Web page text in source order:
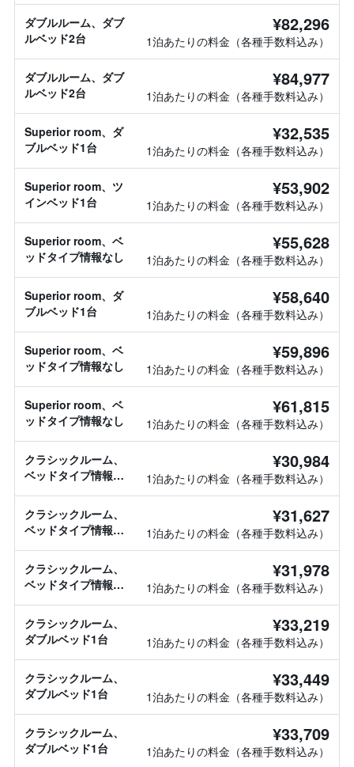
ダブルルーム、ダブ
ルベッド2台
¥82,296
1泊あたりの料金（各種手数料込み）
ダブルルーム、ダブ
ルベッド2台
¥84,977
1泊あたりの料金（各種手数料込み）
Superior room、ダ
ブルベッド1台
¥32,535
1泊あたりの料金（各種手数料込み）
Superior room、ツ
インベッド1台
¥53,902
1泊あたりの料金（各種手数料込み）
Superior room、ベ
ッドタイプ情報なし
¥55,628
1泊あたりの料金（各種手数料込み）
Superior room、ダ
ブルベッド1台
¥58,640
1泊あたりの料金（各種手数料込み）
Superior room、ベ
ッドタイプ情報なし
¥59,896
1泊あたりの料金（各種手数料込み）
Superior room、ベ
ッドタイプ情報なし
¥61,815
1泊あたりの料金（各種手数料込み）
クラシックルーム、
ベッドタイプ情報な
¥30,984
1泊あたりの料金（各種手数料込み）
クラシックルーム、
ベッドタイプ情報な
¥31,627
1泊あたりの料金（各種手数料込み）
クラシックルーム、
ベッドタイプ情報な
¥31,978
1泊あたりの料金（各種手数料込み）
クラシックルーム、
ダブルベッド1台
¥33,219
1泊あたりの料金（各種手数料込み）
クラシックルーム、
ダブルベッド1台
¥33,449
1泊あたりの料金（各種手数料込み）
クラシックルーム、
ダブルベッド1台
¥33,709
1泊あたりの料金（各種手数料込み）